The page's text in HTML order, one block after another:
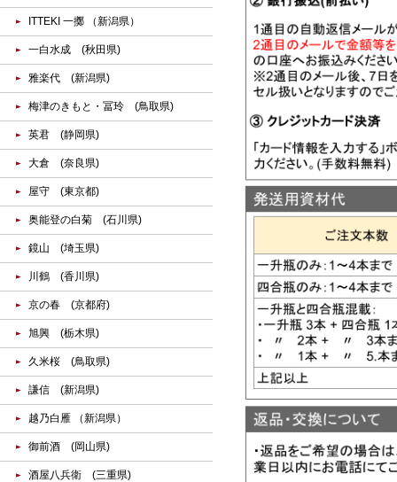
ITTEKI 一擲 （新潟県）
一白水成 (秋田県)
雅楽代 (新潟県)
梅津のきもと・冨玲 (鳥取県)
英君 (静岡県)
大倉 (奈良県)
屋守 (東京都)
奥能登の白菊 (石川県)
鏡山 (埼玉県)
川鶴 (香川県)
京の春 (京都府)
旭興 (栃木県)
久米桜 (鳥取県)
謙信 (新潟県)
越乃白雁 （新潟県）
御前酒 (岡山県)
酒屋八兵衛 (三重県)